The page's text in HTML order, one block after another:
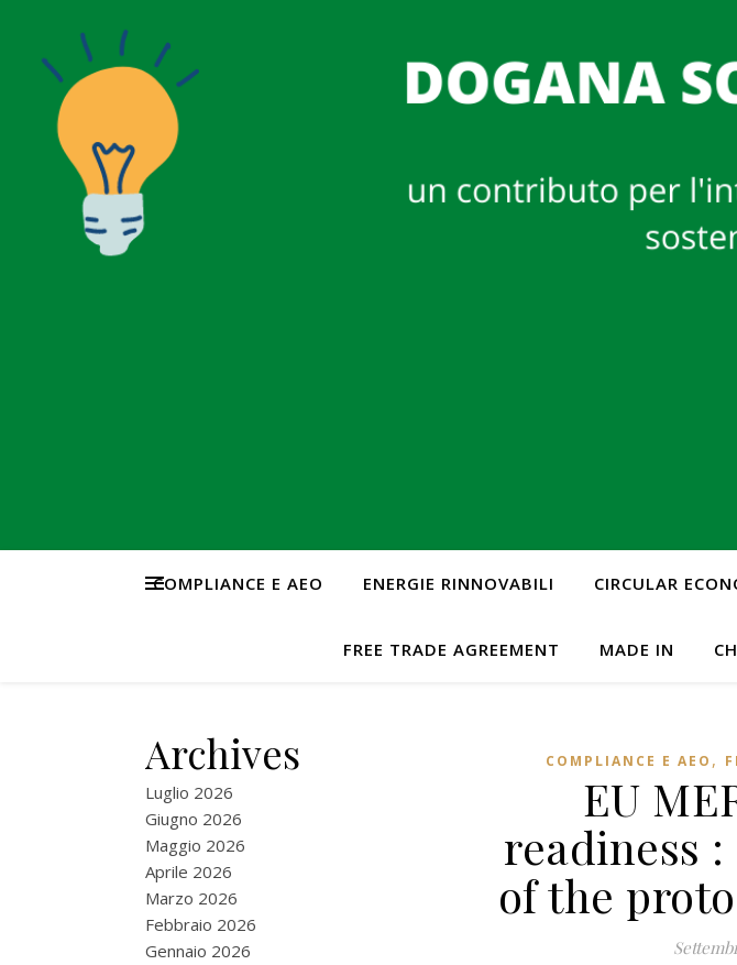
COMPLIANCE E AEO ENERGIE RINNOVABILI CIRCULAR
FREE TRADE AGREEMENT MADE IN
Archives
Luglio 2026
Giugno 2026
Maggio 2026
Aprile 2026
Marzo 2026
Febbraio 2026
Gennaio 2026
COMPLIANCE E AEO ,
EU
readiness
of the